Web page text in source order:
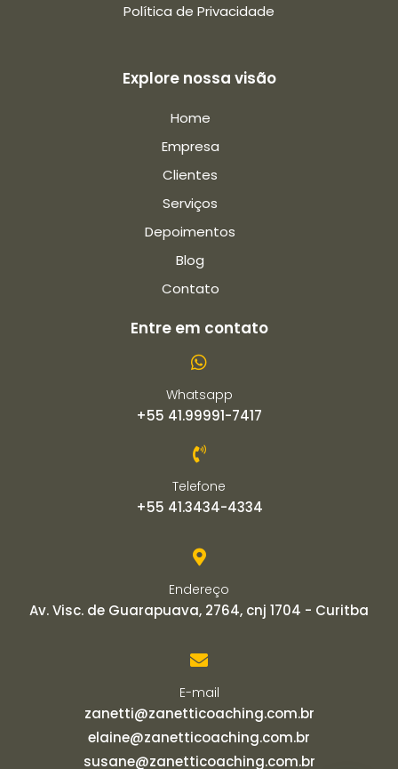
Política de Privacidade
Explore nossa visão
Home
Empresa
Clientes
Serviços
Depoimentos
Blog
Contato
Entre em contato
Whatsapp
+55 41.99991-7417
Telefone
+55 41.3434-4334
Endereço
Av. Visc. de Guarapuava, 2764, cnj 1704 - Curitba
E-mail
zanetti@zanetticoaching.com.br
elaine@zanetticoaching.com.br
susane@zanetticoaching.com.br